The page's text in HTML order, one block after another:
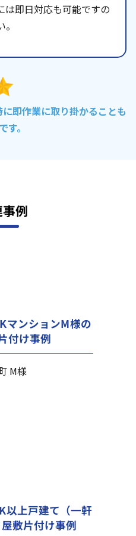
は即日対応も可能ですの
即作業に取り掛かることも
す。
例
マンションM様の
付け事例
M様
以上戸建て（一軒
敷片付け事例